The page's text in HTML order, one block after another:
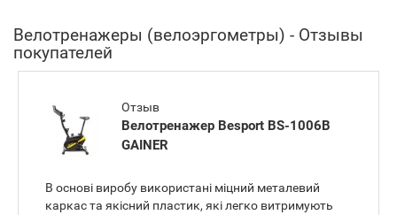
Велотренажеры (велоэргометры) - Отзывы
покупателей
Отзыв
Велотренажер Besport BS-1006B
GAINER
В основі виробу використані міцний металевий
каркас та якісний пластик, які легко витримують